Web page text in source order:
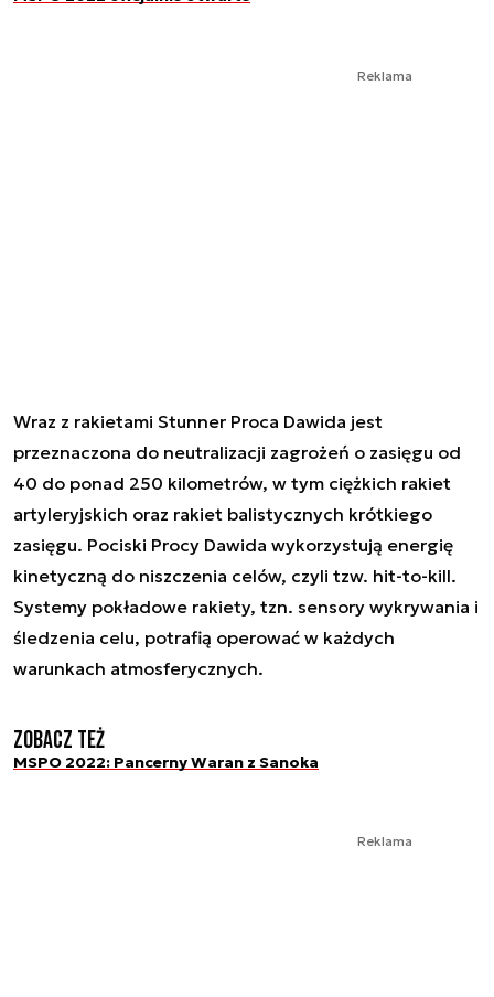
Reklama
Wraz z rakietami Stunner Proca Dawida jest
przeznaczona do neutralizacji zagrożeń o zasięgu od
40 do ponad 250 kilometrów, w tym ciężkich rakiet
artyleryjskich oraz rakiet balistycznych krótkiego
zasięgu. Pociski Procy Dawida wykorzystują energię
kinetyczną do niszczenia celów, czyli tzw. hit-to-kill.
Systemy pokładowe rakiety, tzn. sensory wykrywania i
śledzenia celu, potrafią operować w każdych
warunkach atmosferycznych.
Zobacz też
MSPO 2022: Pancerny Waran z Sanoka
Reklama